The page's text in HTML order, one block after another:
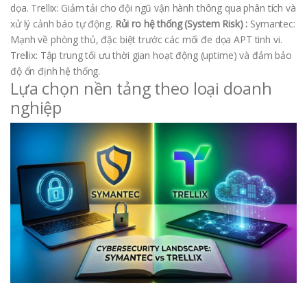
dọa. Trellix: Giảm tải cho đội ngũ vận hành thông qua phân tích và
xử lý cảnh báo tự động. Rủi ro hệ thống (System Risk) : Symantec:
Mạnh về phòng thủ, đặc biệt trước các mối đe dọa APT tinh vi.
Trellix: Tập trung tối ưu thời gian hoạt động (uptime) và đảm bảo
độ ổn định hệ thống.
Lựa chọn nền tảng theo loại doanh
nghiệp